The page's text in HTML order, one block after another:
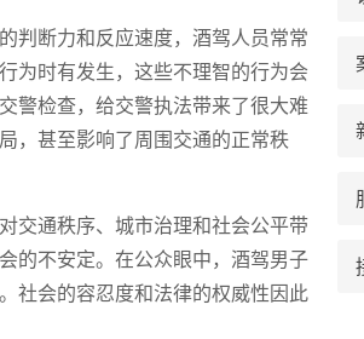
判断力和反应速度，酒驾人员常常
为时有发生，这些不理智的行为会
警检查，给交警执法带来了很大难
，甚至影响了周围交通的正常秩
交通秩序、城市治理和社会公平带
的不安定。在公众眼中，酒驾男子
社会的容忍度和法律的权威性因此